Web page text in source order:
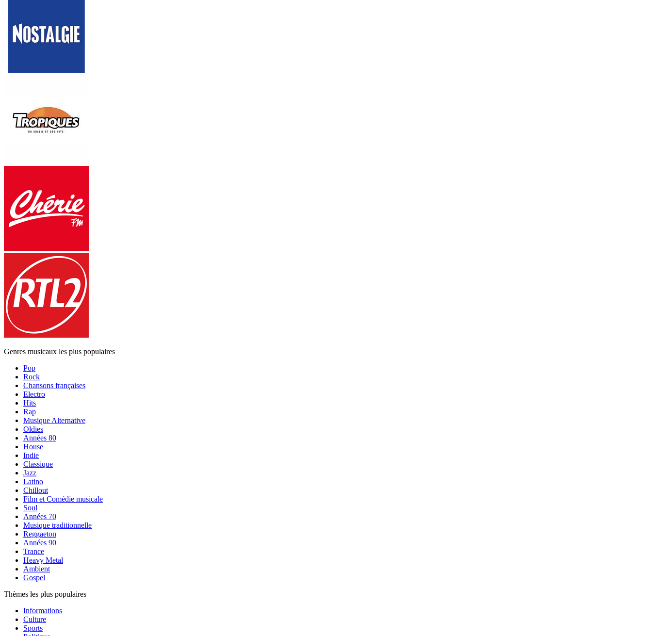
Genres musicaux les plus populaires
Pop
Rock
Chansons françaises
Electro
Hits
Rap
Musique Alternative
Oldies
Années 80
House
Indie
Classique
Jazz
Latino
Chillout
Film et Comédie musicale
Soul
Années 70
Musique traditionnelle
Reggaeton
Années 90
Trance
Heavy Metal
Ambient
Gospel
Thèmes les plus populaires
Informations
Culture
Sports